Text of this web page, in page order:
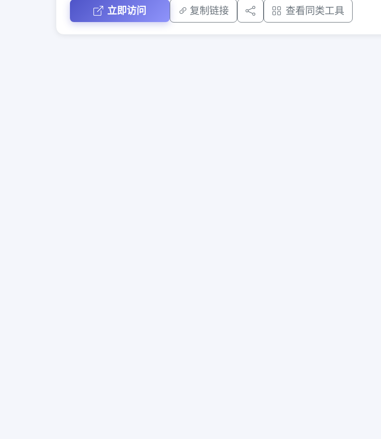
立即访问 复制链接 查看同类工具